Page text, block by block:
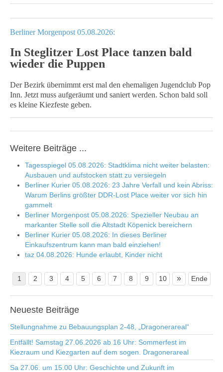
Berliner Morgenpost 05.08.2026:
In Steglitzer Lost Place tanzen bald
wieder die Puppen
Der Bezirk übernimmt erst mal den ehemaligen Jugendclub Pop
Inn. Jetzt muss aufgeräumt und saniert werden. Schon bald soll
es kleine Kiezfeste geben.
Weitere Beiträge ...
Tagesspiegel 05.08.2026: Stadtklima nicht weiter belasten:
Ausbauen und aufstocken statt zu versiegeln
Berliner Kurier 05.08.2026: 23 Jahre Verfall und kein Abriss:
Warum Berlins größter DDR-Lost Place weiter vor sich hin
gammelt
Berliner Morgenpost 05.08.2026: Spezieller Neubau an
markanter Stelle soll die Altstadt Köpenick bereichern
Berliner Kurier 05.08.2026: In dieses Berliner
Einkaufszentrum kann man bald einziehen!
taz 04.08.2026: Hunde erlaubt, Kinder nicht
1 2 3 4 5 6 7 8 9 10 » Ende
Neueste Beiträge
Stellungnahme zu Bebauungsplan 2-48, „Dragonerareal“
Entfällt! Samstag 27.06.2026 ab 16 Uhr: Sommerfest im
Kiezraum und Kiezgarten auf dem sogen. Dragonerareal
Sa 27.06. um 15.00 Uhr: Geschichte und Zukunft im